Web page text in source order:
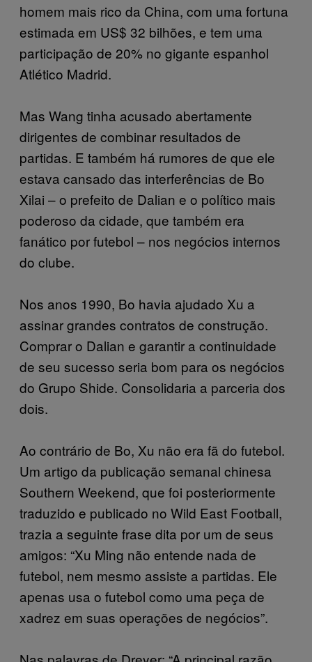
homem mais rico da China, com uma fortuna
estimada em US$ 32 bilhões, e tem uma
participação de 20% no gigante espanhol
Atlético Madrid.
Mas Wang tinha acusado abertamente
dirigentes de combinar resultados de
partidas. E também há rumores de que ele
estava cansado das interferências de Bo
Xilai – o prefeito de Dalian e o político mais
poderoso da cidade, que também era
fanático por futebol – nos negócios internos
do clube.
Nos anos 1990, Bo havia ajudado Xu a
assinar grandes contratos de construção.
Comprar o Dalian e garantir a continuidade
de seu sucesso seria bom para os negócios
do Grupo Shide. Consolidaria a parceria dos
dois.
Ao contrário de Bo, Xu não era fã do futebol.
Um artigo da publicação semanal chinesa
Southern Weekend, que foi posteriormente
traduzido e publicado no Wild East Football,
trazia a seguinte frase dita por um de seus
amigos: “Xu Ming não entende nada de
futebol, nem mesmo assiste a partidas. Ele
apenas usa o futebol como uma peça de
xadrez em suas operações de negócios”.